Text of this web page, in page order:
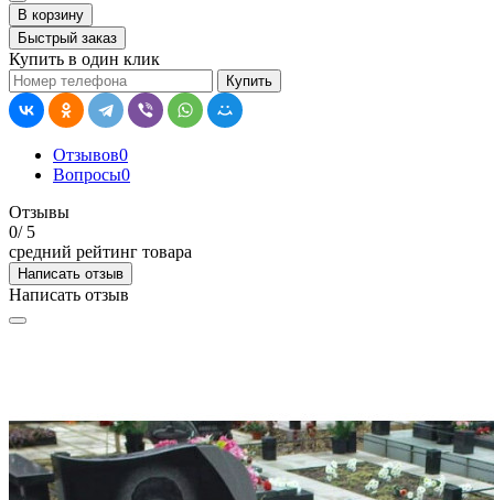
В корзину
Быстрый заказ
Купить в один клик
Купить
Отзывов0
Вопросы0
Отзывы
0/ 5
средний рейтинг товара
Написать отзыв
Написать отзыв